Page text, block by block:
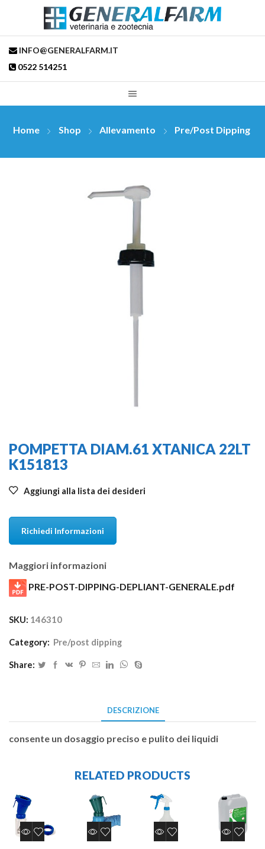
INFO@GENERALFARM.IT
0522 514251
Home Shop Allevamento Pre/post Dipping
POMPETTA DIAM.61 XTANICA 22LT
K151813
Aggiungi alla lista dei desideri
Richiedi Informazioni
Maggiori informazioni
PRE-POST-DIPPING-DEPLIANT-GENERALE.pdf
SKU: 146310
Category: Pre/post dipping
Share:
DESCRIZIONE
consente un dosaggio preciso e pulito dei liquidi
RELATED PRODUCTS